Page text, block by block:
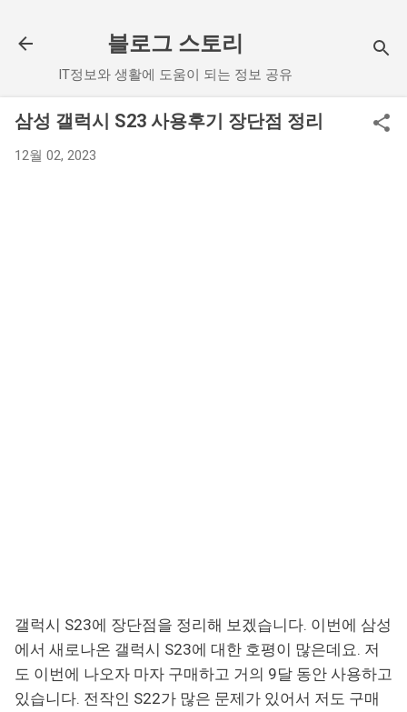
블로그 스토리
IT정보와 생활에 도움이 되는 정보 공유
삼성 갤럭시 S23 사용후기 장단점 정리
12월 02, 2023
갤럭시 S23에 장단점을 정리해 보겠습니다. 이번에 삼성
에서 새로나온 갤럭시 S23에 대한 호평이 많은데요. 저
도 이번에 나오자 마자 구매하고 거의 9달 동안 사용하고
있습니다. 전작인 S22가 많은 문제가 있어서 저도 구매